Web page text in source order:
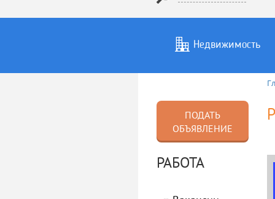
Недвижимость
Услуги
ПОДАТЬ
ОБЪЯВЛЕНИЕ
РАБОТА